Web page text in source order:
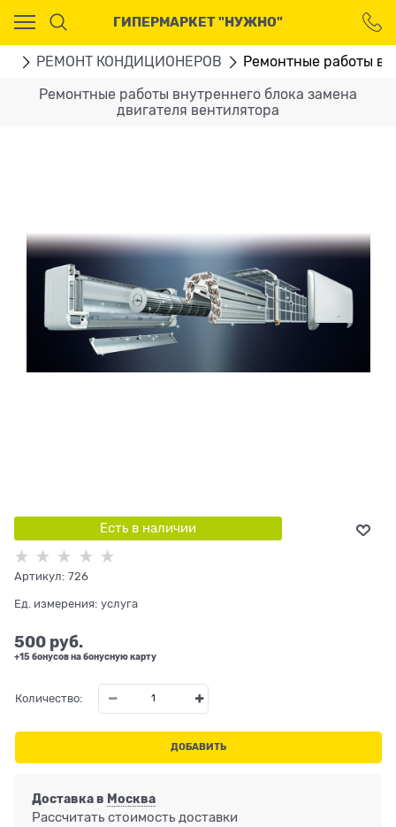
ГИПЕРМАРКЕТ "НУЖНО"
РЕМОНТ КОНДИЦИОНЕРОВ Ремонтные работы
Ремонтные работы внутреннего блока замена
двигателя вентилятора
Есть в наличии
Артикул: 726
Ед. измерения: услуга
500 руб.
+15 бонусов на бонусную карту
Количество:
ДОБАВИТЬ
Доставка в Москва
Рассчитать стоимость доставки
Ваш город - Москва,
угадали?
ДА НЕТ